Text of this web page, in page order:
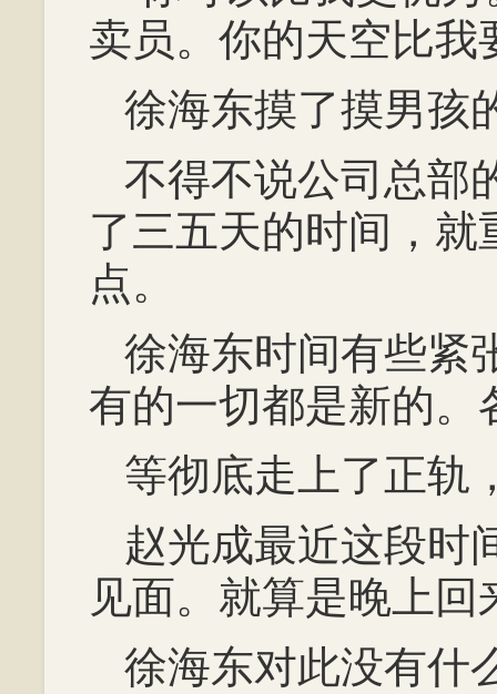
卖员。你的天空比我
徐海东摸了摸男孩
不得不说公司总部
了三五天的时间，
点。
徐海东时间有些紧
有的一切都是新的。
等彻底走上了正轨
赵光成最近这段时
见面。就算是晚上回
徐海东对此没有什